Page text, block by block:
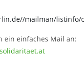
mailman/listinfo/
ein einfaches Mail an: